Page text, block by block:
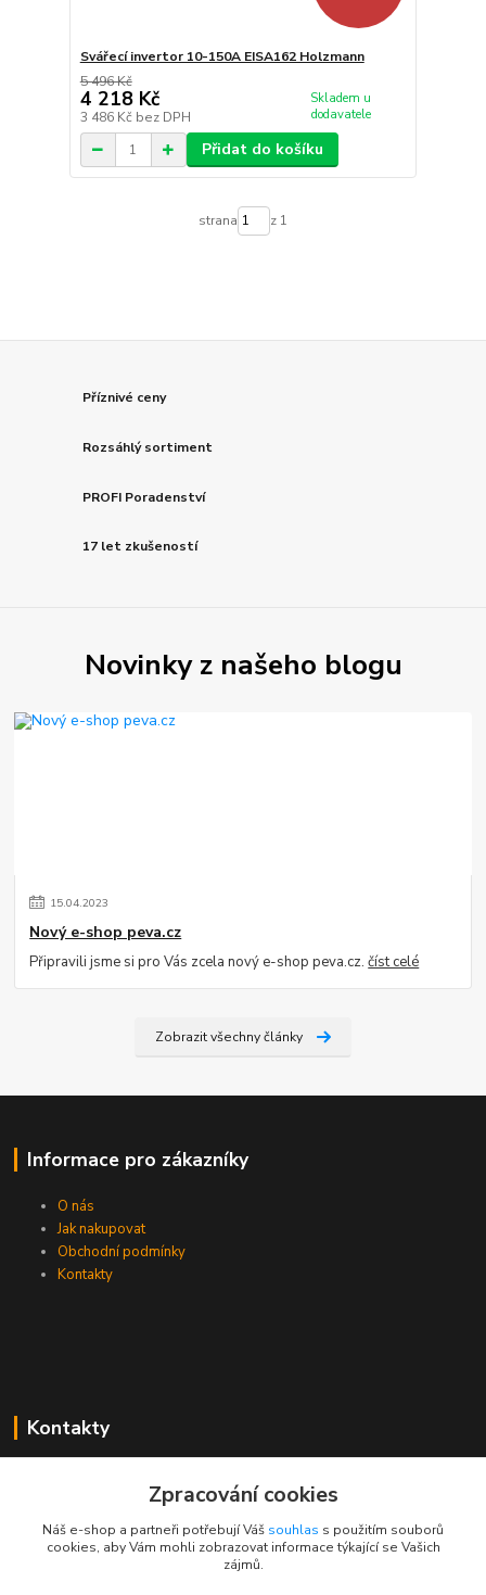
Svářecí invertor 10-150A EISA162 Holzmann
5 496 Kč
4 218 Kč
3 486 Kč bez DPH
Skladem u
dodavatele
Přidat do košíku
strana z 1
Příznivé ceny
Rozsáhlý sortiment
PROFI Poradenství
17 let zkušeností
Novinky z našeho blogu
15.04.2023
Nový e-shop peva.cz
Připravili jsme si pro Vás zcela nový e-shop peva.cz.číst celé
Zobrazit všechny články
Informace pro zákazníky
O nás
Jak nakupovat
Obchodní podmínky
Kontakty
Kontakty
+420 733 530 378
(Po-Pá, 8-15 hod.)
Zpracování cookies
Náš e-shop a partneři potřebují Váš souhlas s použitím souborů
cookies, aby Vám mohli zobrazovat informace týkající se Vašich
zájmů.